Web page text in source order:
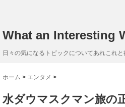
What an Interesting
日々の気になるトピックについてあれこれ
ホーム > エンタメ >
水ダウマスクマン旅の